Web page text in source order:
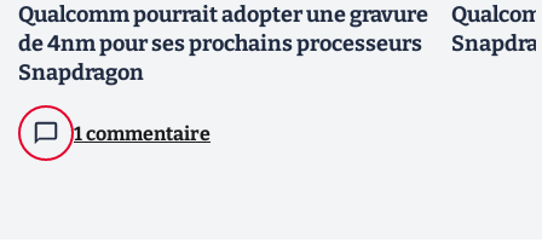
Qualcomm pourrait adopter une gravure
de 4nm pour ses prochains processeurs
Snapdragon
1 commentaire